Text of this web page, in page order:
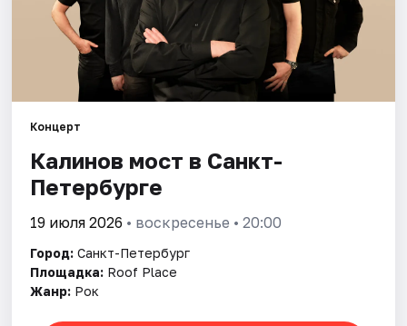
Экскурсии
События
Города
Площадки
Рейтинги
Концерт
Калинов мост в Санкт-
Петербурге
19 июля 2026 • воскресенье • 20:00
Город: Санкт-Петербург
Площадка: Roof Place
Жанр: Рок